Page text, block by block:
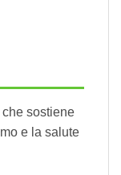
sostiene
e la salute